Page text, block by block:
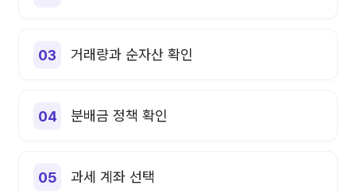
거래량과 순자산 확인
분배금 정책 확인
과세 계좌 선택